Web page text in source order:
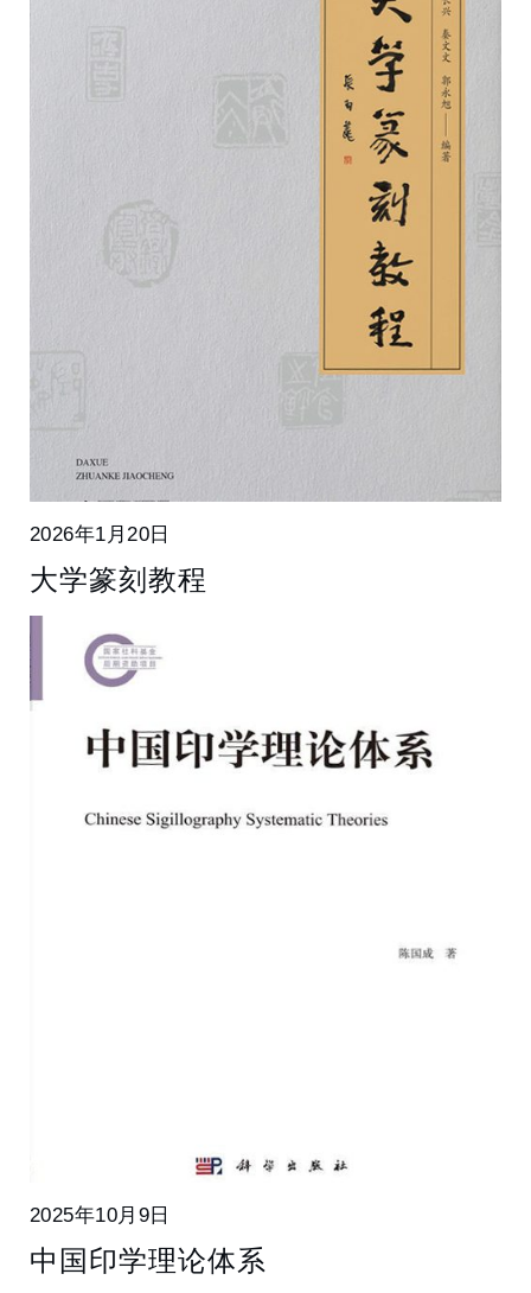
2026年1月20日
大学篆刻教程
2025年10月9日
中国印学理论体系